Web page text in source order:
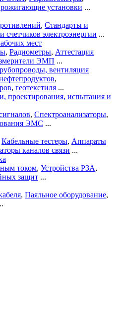
установки ...
, Стандарты и
счетчиков электроэнергии ...
мест
, Радиометры, Аттестация
ЭМП ...
вентиляция
,
, геотекстиля ...
проектирования, испытания и
, Спектроанализаторы,
ЭМС ...
Кабельные тестеры, Аппараты
каналов связи ...
током, Устройства РЗА,
защит ...
, Паяльное оборудование,